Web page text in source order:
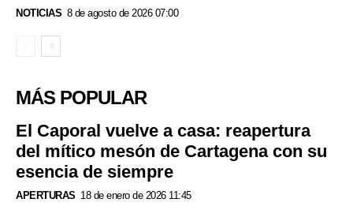
NOTICIAS 8 de agosto de 2026 07:00
MÁS POPULAR
El Caporal vuelve a casa: reapertura
del mítico mesón de Cartagena con su
esencia de siempre
APERTURAS 18 de enero de 2026 11:45